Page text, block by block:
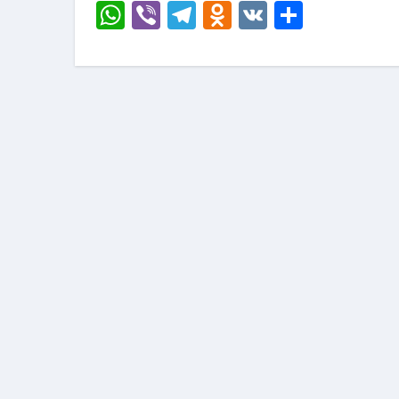
WhatsApp
ViberTelegram
Odnoklassniki
VK